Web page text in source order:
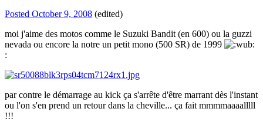
Posted October 9, 2008 (edited)
moi j'aime des motos comme le Suzuki Bandit (en 600) ou la guzzi
nevada ou encore la notre un petit mono (500 SR) de 1999
:
par contre le démarrage au kick ça s'arrête d'être marrant dès l'instant
ou l'on s'en prend un retour dans la cheville... ça fait mmmmaaaalllll
!!!